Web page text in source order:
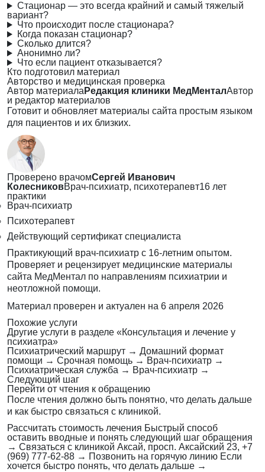
Стационар — это всегда крайний и самый тяжелый
вариант?
Что происходит после стационара?
Когда показан стационар?
Сколько длится?
Анонимно ли?
Что если пациент отказывается?
Кто подготовил материал
Авторство и медицинская проверка
Автор материала Редакция клиники МедМенталАвтор
и редактор материалов
Готовит и обновляет материалы сайта простым языком
для пациентов и их близких.
Проверено врачомСергей Иванович
КолесниковВрач-психиатр, психотерапевт16 лет
практики
Врач-психиатр
Психотерапевт
Действующий сертификат специалиста
Практикующий врач-психиатр с 16-летним опытом.
Проверяет и рецензирует медицинские материалы
сайта МедМентал по направлениям психиатрии и
неотложной помощи.
Материал проверен и актуален на 6 апреля 2026
Похожие услуги
Другие услуги в разделе «Консультация и лечение у
психиатра»
Психиатрический маршрут → Домашний формат
помощи → Срочная помощь → Врач-психиатр →
Психиатрическая служба → Врач-психиатр →
Следующий шаг
Перейти от чтения к обращению
После чтения должно быть понятно, что делать дальше
и как быстро связаться с клиникой.
Рассчитать стоимость лечения Быстрый способ
оставить вводные и понять следующий шаг обращения
→ Связаться с клиникой Аксай, просп. Аксайский 23, +7
(969) 777-62-88 → Позвонить на горячую линию Если
хочется быстро понять, что делать дальше →